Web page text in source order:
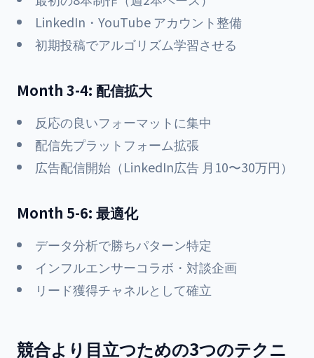
LinkedIn・YouTube アカウント整備
初期投稿でアルゴリズム学習させる
Month 3-4: 配信拡大
反応の良いフォーマットに集中
配信先プラットフォーム拡張
広告配信開始（LinkedIn広告 月10〜30万円）
Month 5-6: 最適化
データ分析で勝ちパターン特定
インフルエンサーコラボ・対談企画
リード獲得チャネルとして確立
競合より目立つための3つのテクニ